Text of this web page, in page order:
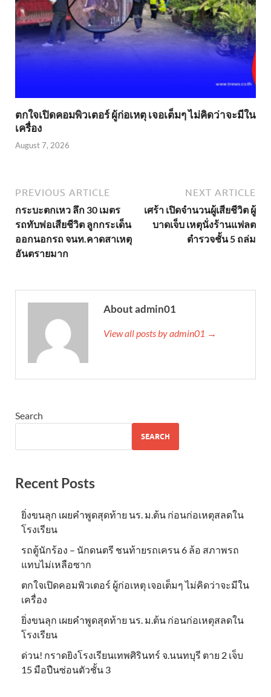
ตกใจเปิดคอมพิวเตอร์ ผู้ก่อเหตุ เจอเต็มๆ ไม่คิดว่าจะมีใน
เครื่อง
August 7, 2026
PREVIOUS ARTICLE
กระบะตกเหว ลึก 30 เมตร
รถทับพ่อเสียชีวิต ลูกกระเด็น
ออกนอกรถ จนท.คาดสาเหตุ
อันตรายมาก
NEXT ARTICLE
เศร้า เปิดจำนวนผู้เสียชีวิต ผู้
บาดเจ็บ เหตุนั่งร้านแฟลต
ตำรวจชั้น 5 ถล่ม
About admin01
View all posts by admin01 →
Search
SEARCH
Recent Posts
ยิ่งขนลุก เผยคำพูดสุดท้าย นร. ม.ต้น ก่อนก่อเหตุสลดใน
โรงเรียน
รถตู้นักร้อง – นักดนตรี ชนท้ายรถเครน 6 ล้อ สภาพรถ
แทบไม่เหลือซาก
ตกใจเปิดคอมพิวเตอร์ ผู้ก่อเหตุ เจอเต็มๆ ไม่คิดว่าจะมีใน
เครื่อง
ยิ่งขนลุก เผยคำพูดสุดท้าย นร. ม.ต้น ก่อนก่อเหตุสลดใน
โรงเรียน
ด่วน! กราดยิงโรงเรียนเทพศิรินทร์ จ.นนทบุรี ตาย 2 เจ็บ
15 มือปืนซ่อนตัวชั้น 3